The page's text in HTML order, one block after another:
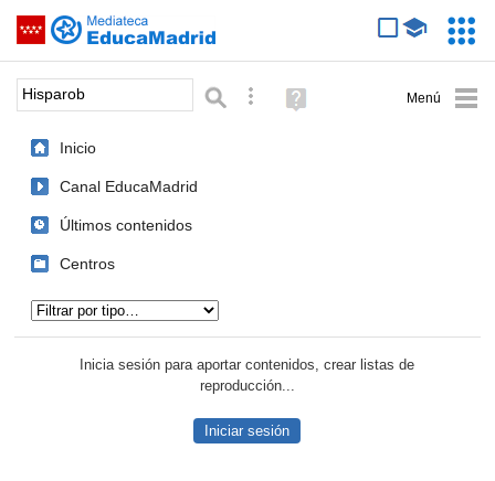
Saltar navegación
Palabra o frase: Búsqueda avanzada
Ayuda
(en
Inicio
Canal EducaMadrid
Últimos contenidos
Centros
Inicia sesión para aportar contenidos, crear listas de
reproducción...
Iniciar sesión